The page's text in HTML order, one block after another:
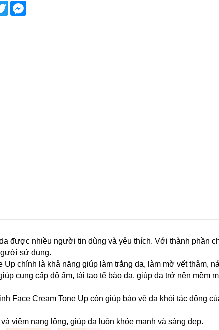
Twitter
được nhiều người tin dùng và yêu thích. Với thành phần
sử dụng.
Up chính là khả năng giúp làm trắng da, làm mờ vết thâm,
cung cấp độ ẩm, tái tạo tế bào da, giúp da trở nên mềm
Face Cream Tone Up còn giúp bảo vệ da khỏi tác động
viêm nang lông, giúp da luôn khỏe mạnh và sáng đẹp.